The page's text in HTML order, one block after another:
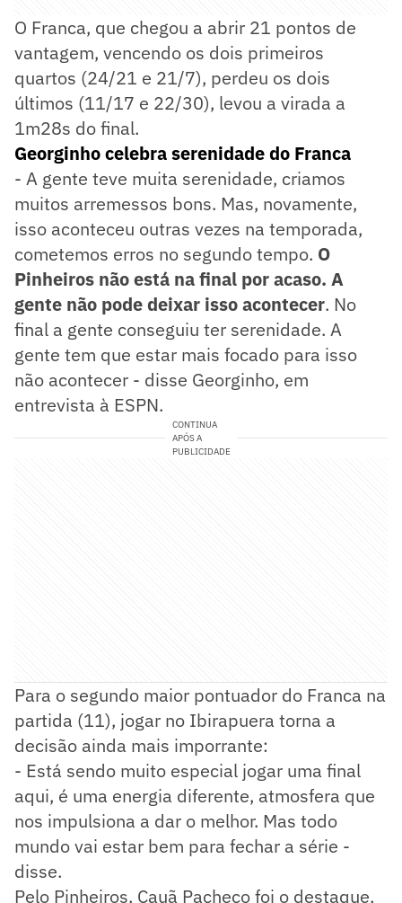
O Franca, que chegou a abrir 21 pontos de
vantagem, vencendo os dois primeiros
quartos (24/21 e 21/7), perdeu os dois
últimos (11/17 e 22/30), levou a virada a
1m28s do final.
Georginho celebra serenidade do Franca
- A gente teve muita serenidade, criamos
muitos arremessos bons. Mas, novamente,
isso aconteceu outras vezes na temporada,
cometemos erros no segundo tempo. O
Pinheiros não está na final por acaso. A
gente não pode deixar isso acontecer. No
final a gente conseguiu ter serenidade. A
gente tem que estar mais focado para isso
não acontecer - disse Georginho, em
entrevista à ESPN.
CONTINUA
APÓS A
PUBLICIDADE
Para o segundo maior pontuador do Franca na
partida (11), jogar no Ibirapuera torna a
decisão ainda mais imporrante:
- Está sendo muito especial jogar uma final
aqui, é uma energia diferente, atmosfera que
nos impulsiona a dar o melhor. Mas todo
mundo vai estar bem para fechar a série -
disse.
Pelo Pinheiros, Cauã Pacheco foi o destaque,